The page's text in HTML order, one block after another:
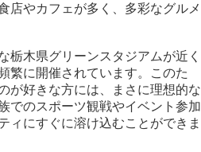
店やカフェが多く、多彩なグルメ
栃木県グリーンスタジアムが近く
繁に開催されています。このた
が好きな方には、まさに理想的な
でのスポーツ観戦やイベント参加
ィにすぐに溶け込むことができま